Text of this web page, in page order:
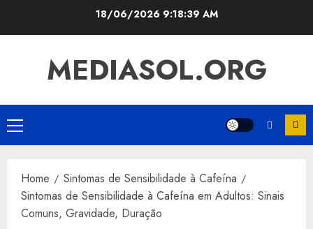
18/06/2026 9:18:41 AM
MEDIASOL.ORG
Primary
Menu
Home
Sintomas de Sensibilidade à Cafeína
Sintomas de Sensibilidade à Cafeína em Adultos: Sinais
Comuns, Gravidade, Duração